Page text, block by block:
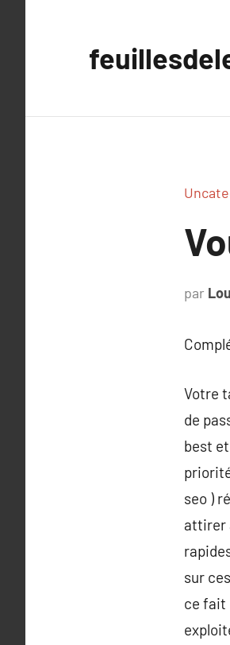
par
Votre
de
best
seo )
attirer
sur
ce fait